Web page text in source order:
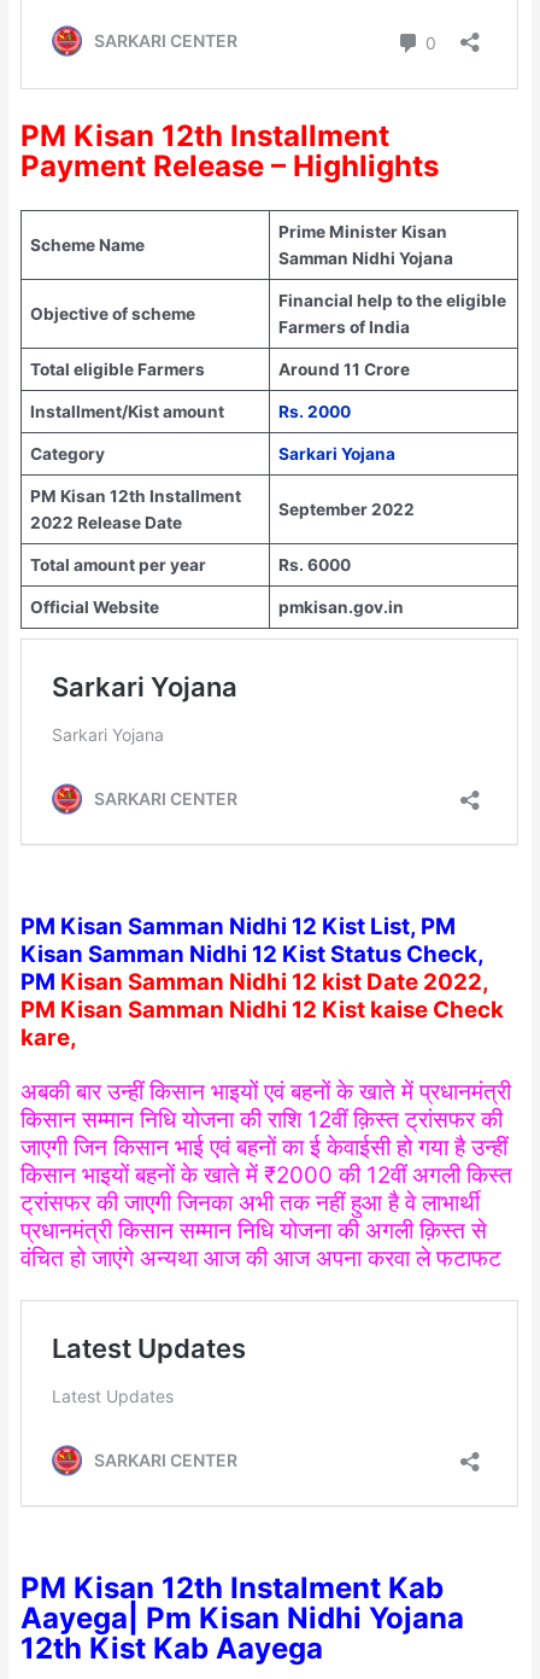
PM Kisan 12th Installment
Payment Release – Highlights
Scheme Name
Prime Minister Kisan
Samman Nidhi Yojana
Objective of scheme
Financial help to the eligible
Farmers of India
Total eligible Farmers Around 11 Crore
Installment/Kist amount Rs. 2000
Category Sarkari Yojana
PM Kisan 12th Installment
2022 Release Date
September 2022
Total amount per year Rs. 6000
Official Website pmkisan.gov.in
PM Kisan Samman Nidhi 12 Kist List, PM
Kisan Samman Nidhi 12 Kist Status Check,
PM Kisan Samman Nidhi 12 kist Date 2022,
PM Kisan Samman Nidhi 12 Kist kaise Check
kare,
अबकी बार उन्हीं किसान भाइयों एवं बहनों के खाते में प्रधानमंत्री
किसान सम्मान निधि योजना की राशि 12वीं क़िस्त ट्रांसफर की
जाएगी जिन किसान भाई एवं बहनों का ई केवाईसी हो गया है उन्हीं
किसान भाइयों बहनों के खाते में ₹2000 की 12वीं अगली किस्त
ट्रांसफर की जाएगी जिनका अभी तक नहीं हुआ है वे लाभार्थी
प्रधानमंत्री किसान सम्मान निधि योजना की अगली क़िस्त से
वंचित हो जाएंगे अन्यथा आज की आज अपना करवा ले फटाफट
PM Kisan 12th Instalment Kab
Aayega| Pm Kisan Nidhi Yojana
12th Kist Kab Aayega